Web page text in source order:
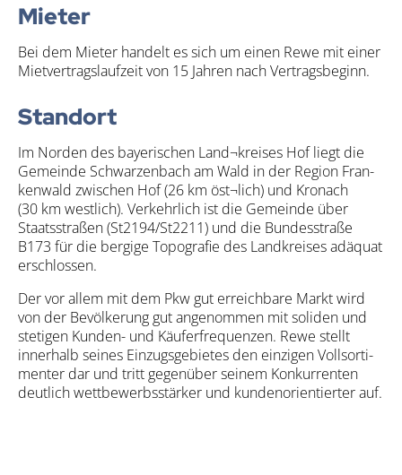
Mie­ter
Bei dem Mie­ter han­delt es sich um einen Rewe mit einer
Miet­ver­trags­lauf­zeit von 15 Jah­ren nach Ver­trags­be­ginn.
Stand­ort
Im Nor­den des baye­ri­schen Land¬kreises Hof liegt die
Gemein­de Schwar­zen­bach am Wald in der Regi­on Fran­
ken­wald zwi­schen Hof (26 km öst¬lich) und Kro­nach
(30 km west­lich). Ver­kehr­lich ist die Gemein­de über
Staats­stra­ßen (St2194/​St2211) und die Bun­des­stra­ße
B173 für die ber­gi­ge Topo­gra­fie des Land­krei­ses adäquat
erschlos­sen.
Der vor allem mit dem Pkw gut erreich­ba­re Markt wird
von der Bevöl­ke­rung gut ange­nom­men mit soli­den und
ste­ti­gen Kun­den- und Käu­fer­fre­quen­zen. Rewe stellt
inner­halb sei­nes Ein­zugs­ge­bie­tes den ein­zi­gen Voll­sor­ti­
men­ter dar und tritt gegen­über sei­nem Kon­kur­ren­ten
deut­lich wett­be­werbs­stär­ker und kun­den­ori­en­tier­ter auf.